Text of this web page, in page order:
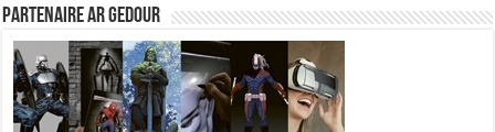
Partenaire Ar Gedour